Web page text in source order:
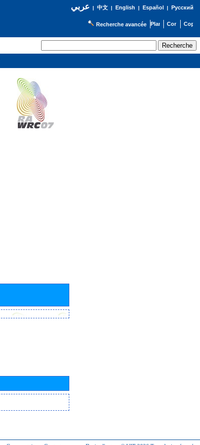
عربي| 中文| English | Español | Русский
Recherche avancée